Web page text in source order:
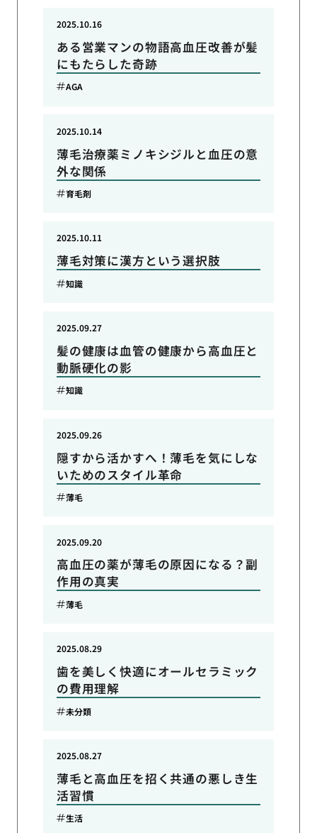
ある営業マンの物語高血圧改善が髪
にもたらした奇跡
2025.10.16
AGA
薄毛治療薬ミノキシジルと血圧の意
外な関係
2025.10.14
育毛剤
薄毛対策に漢方という選択肢
2025.10.11
知識
髪の健康は血管の健康から高血圧と
動脈硬化の影
2025.09.27
知識
隠すから活かすへ！薄毛を気にしな
いためのスタイル革命
2025.09.26
薄毛
高血圧の薬が薄毛の原因になる？副
作用の真実
2025.09.20
薄毛
歯を美しく快適にオールセラミック
の費用理解
2025.08.29
未分類
薄毛と高血圧を招く共通の悪しき生
活習慣
2025.08.27
生活